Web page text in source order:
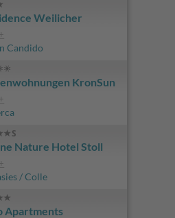
Weilicher
Candido
KronSun
Nature Hotel Stoll
/ Colle
Apartments